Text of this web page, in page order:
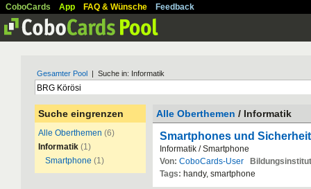
CoboCards App FAQ & Wünsche Feedback
Gesamter Pool | Suche in: Informatik
Suche eingrenzen
Alle Oberthemen (6)
Informatik (1)
Smartphone (1)
Alle Oberthemen / Informatik
Smartphones und Sicherheit
Informatik / Smartphone
Von: CoboCards-User
Tags: handy, smartphone